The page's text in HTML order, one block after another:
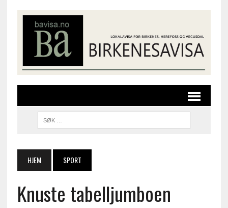
HJEM SPORT
Knuste tabelljumboen